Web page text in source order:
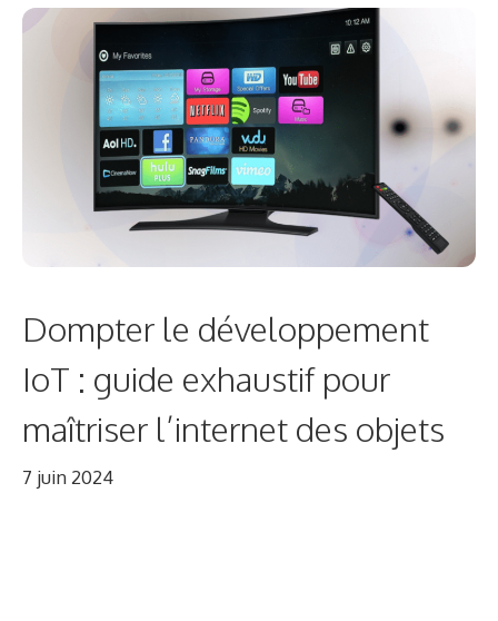
Dompter le développement
IoT : guide exhaustif pour
maîtriser l’internet des objets
7 juin 2024